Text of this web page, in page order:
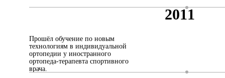
2011
Прошёл обучение по новым
технологиям в индивидуальной
ортопедии у иностранного
ортопеда-терапевта спортивного
врача.